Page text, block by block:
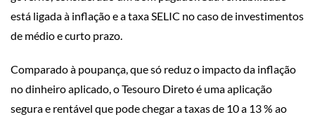
está ligada à inflação e a taxa SELIC no caso de investimentos
de médio e curto prazo.
Comparado à poupança, que só reduz o impacto da inflação
no dinheiro aplicado, o Tesouro Direto é uma aplicação
segura e rentável que pode chegar a taxas de 10 a 13 % ao